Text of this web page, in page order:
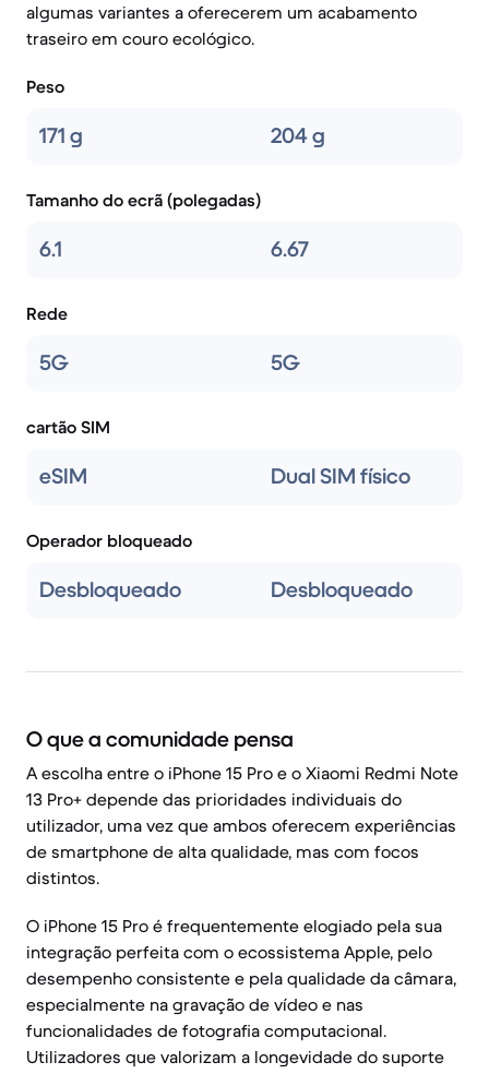
algumas variantes a oferecerem um acabamento
traseiro em couro ecológico.
Peso
171 g 204 g
Tamanho do ecrã (polegadas)
6.1 6.67
Rede
5G 5G
cartão SIM
eSIM Dual SIM físico
Operador bloqueado
Desbloqueado Desbloqueado
O que a comunidade pensa
A escolha entre o iPhone 15 Pro e o Xiaomi Redmi Note
13 Pro+ depende das prioridades individuais do
utilizador, uma vez que ambos oferecem experiências
de smartphone de alta qualidade, mas com focos
distintos.
O iPhone 15 Pro é frequentemente elogiado pela sua
integração perfeita com o ecossistema Apple, pelo
desempenho consistente e pela qualidade da câmara,
especialmente na gravação de vídeo e nas
funcionalidades de fotografia computacional.
Utilizadores que valorizam a longevidade do suporte